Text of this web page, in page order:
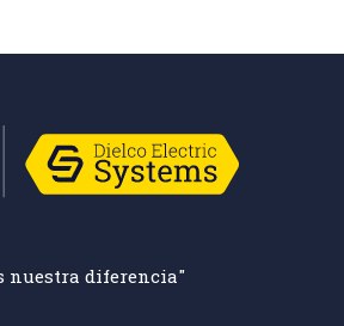
nuestra diferencia"